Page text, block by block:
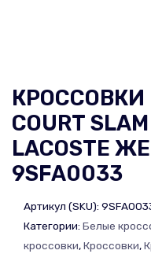
КРОССОВКИ
COURT
LACOSTE
9SFA0033
Артикул (SKU):
Категории: Белые
кроссовки,Кроссовки,